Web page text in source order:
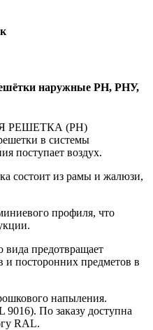
наружные РН, РНУ,
(РН)
в системы
поступает воздух.
состоит из рамы и жалюзи,
профиля, что
вида предотвращает
и посторонних предметов в
напыления.
По заказу доступна
RAL.